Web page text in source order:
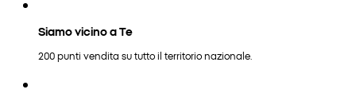
Siamo vicino a Te
200 punti vendita su tutto il territorio nazionale.